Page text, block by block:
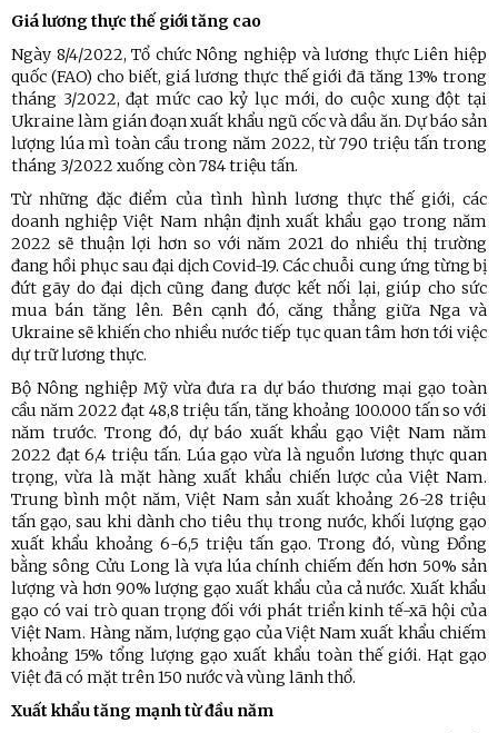
Giá lương thực thế giới tăng cao
Ngày 8/4/2022, Tổ chức Nông nghiệp và lương thực Liên hiệp
quốc (FAO) cho biết, giá lương thực thế giới đã tăng 13% trong
tháng 3/2022, đạt mức cao kỷ lục mới, do cuộc xung đột tại
Ukraine làm gián đoạn xuất khẩu ngũ cốc và dầu ăn. Dự báo sản
lượng lúa mì toàn cầu trong năm 2022, từ 790 triệu tấn trong
tháng 3/2022 xuống còn 784 triệu tấn.
Từ những đặc điểm của tình hình lương thực thế giới, các
doanh nghiệp Việt Nam nhận định xuất khẩu gạo trong năm
2022 sẽ thuận lợi hơn so với năm 2021 do nhiều thị trường
đang hồi phục sau đại dịch Covid-19. Các chuỗi cung ứng từng bị
đứt gãy do đại dịch cũng đang được kết nối lại, giúp cho sức
mua bán tăng lên. Bên cạnh đó, căng thẳng giữa Nga và
Ukraine sẽ khiến cho nhiều nước tiếp tục quan tâm hơn tới việc
dự trữ lương thực.
Bộ Nông nghiệp Mỹ vừa đưa ra dự báo thương mại gạo toàn
cầu năm 2022 đạt 48,8 triệu tấn, tăng khoảng 100.000 tấn so với
năm trước. Trong đó, dự báo xuất khẩu gạo Việt Nam năm
2022 đạt 6,4 triệu tấn. Lúa gạo vừa là nguồn lương thực quan
trọng, vừa là mặt hàng xuất khẩu chiến lược của Việt Nam.
Trung bình một năm, Việt Nam sản xuất khoảng 26-28 triệu
tấn gạo, sau khi dành cho tiêu thụ trong nước, khối lượng gạo
xuất khẩu khoảng 6-6,5 triệu tấn gạo. Trong đó, vùng Đồng
bằng sông Cửu Long là vựa lúa chính chiếm đến hơn 50% sản
lượng và hơn 90% lượng gạo xuất khẩu của cả nước. Xuất khẩu
gạo có vai trò quan trọng đối với phát triển kinh tế-xã hội của
Việt Nam. Hàng năm, lượng gạo của Việt Nam xuất khẩu chiếm
khoảng 15% tổng lượng gạo xuất khẩu toàn thế giới. Hạt gạo
Việt đã có mặt trên 150 nước và vùng lãnh thổ.
Xuất khẩu tăng mạnh từ đầu năm